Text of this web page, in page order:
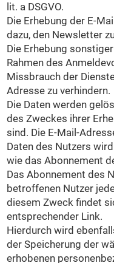
lit. a DSGVO.
Die Erhebung der E-
dazu, den Newsletter
Die Erhebung
Rahmen des
Missbrauch der
Adresse zu verhindern.
Die Daten werden
des Zweckes ihrer
sind. Die E-Mail-
Daten des Nutzers
wie das Abonnement
Das Abonnement des
betroffenen Nutzer
diesem Zweck findet
entsprechender Link.
Hierdurch wird
der Speicherung der
erhobenen